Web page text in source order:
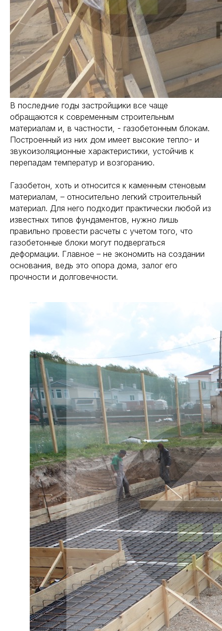
В последние годы застройщики все чаще
обращаются к современным строительным
материалам и, в частности, - газобетонным блокам.
Построенный из них дом имеет высокие тепло- и
звукоизоляционные характеристики, устойчив к
перепадам температур и возгоранию.
Газобетон, хоть и относится к каменным стеновым
материалам, – относительно легкий строительный
материал. Для него подходит практически любой из
известных типов фундаментов, нужно лишь
правильно провести расчеты с учетом того, что
газобетонные блоки могут подвергаться
деформации. Главное – не экономить на создании
основания, ведь это опора дома, залог его
прочности и долговечности.